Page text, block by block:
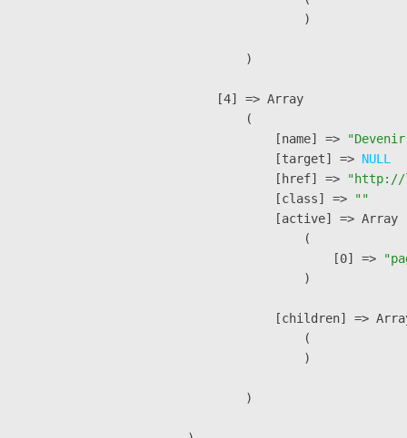
                )
        )
    [4] => Array
        (
            [name] =>
"Devenir
            [target] =>
NULL
            [href] =>
"http://
            [class] =>
""
            [active] => Array
                (
                    [0] =>
                )
[children] =>
                (
                )
        )